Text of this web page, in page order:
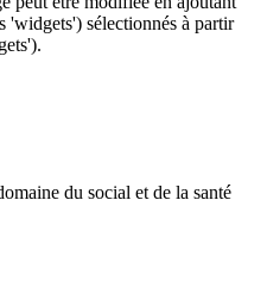
'widgets') sélectionnés à partir
du social et de la santé